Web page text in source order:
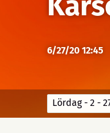
6/27/20 12:45
Lördag - 2 -